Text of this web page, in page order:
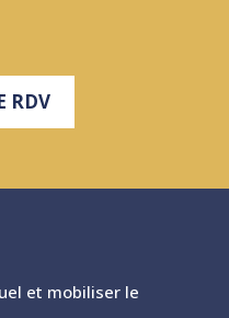
RDV
et mobiliser le